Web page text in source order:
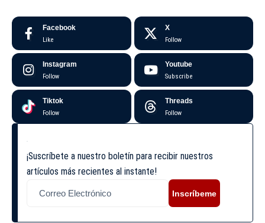
Facebook
Like
X
Follow
Instagram
Follow
Youtube
Subscribe
Tiktok
Follow
Threads
Follow
¡Suscríbete a nuestro boletín para recibir nuestros
artículos más recientes al instante!
Inscríbeme